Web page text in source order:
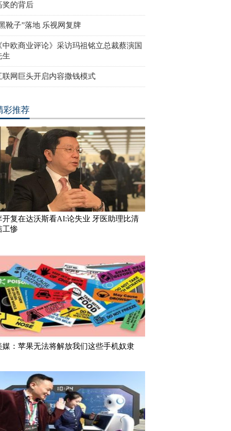
奖的背后
靴子”落地 乐视网复牌
中欧商业评论》采访玛祖铭立总裁蔡演国
生
联网巨头开启内容撒钱模式
彩推荐
开复在达沃斯看AI:论失业 牙医助理比清
工惨
媒：苹果无法将解放我们这些手机奴隶